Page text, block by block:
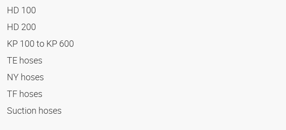
HD 100
HD 200
KP 100 to KP 600
TE hoses
NY hoses
TF hoses
Suction hoses